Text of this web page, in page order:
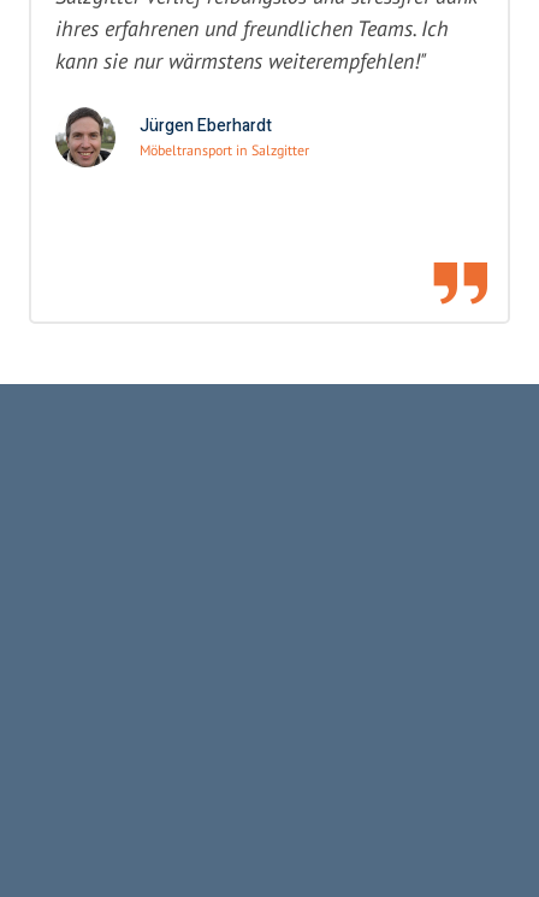
ihres erfahrenen und freundlichen Teams. Ich
kann sie nur wärmstens weiterempfehlen!"
Jürgen Eberhardt
Möbeltransport in Salzgitter